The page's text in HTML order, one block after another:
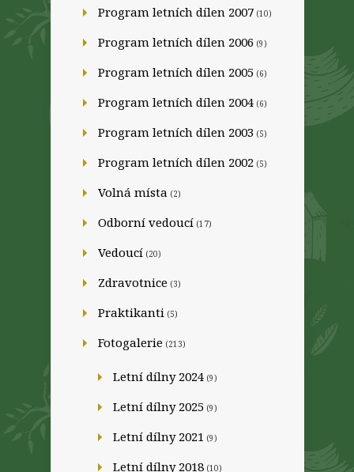
Program letních dílen 2007 (10)
Program letních dílen 2006 (9)
Program letních dílen 2005 (6)
Program letních dílen 2004 (6)
Program letních dílen 2003 (5)
Program letních dílen 2002 (5)
Volná místa (2)
Odborní vedoucí (17)
Vedoucí (20)
Zdravotnice (3)
Praktikanti (5)
Fotogalerie (213)
Letní dílny 2024 (9)
Letní dílny 2025 (9)
Letní dílny 2021 (9)
Letní dílny 2018 (10)